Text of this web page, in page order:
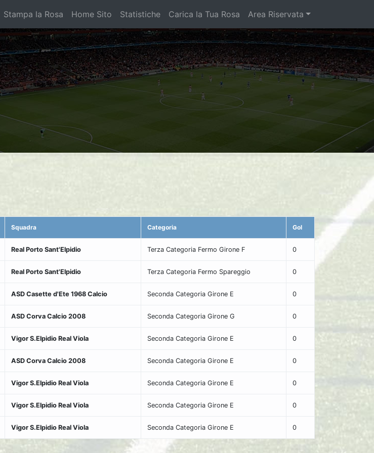
Stampa la Rosa Home Sito Statistiche Carica la Tua Rosa Area Riservata
Squadra Categoria Gol
Real Porto Sant'Elpidio Terza Categoria Fermo Girone F 0
Real Porto Sant'Elpidio Terza Categoria Fermo Spareggio 0
ASD Casette d'Ete 1968 Calcio Seconda Categoria Girone E 0
ASD Corva Calcio 2008 Seconda Categoria Girone G 0
Vigor S.Elpidio Real Viola Seconda Categoria Girone E 0
ASD Corva Calcio 2008 Seconda Categoria Girone E 0
Vigor S.Elpidio Real Viola Seconda Categoria Girone E 0
Vigor S.Elpidio Real Viola Seconda Categoria Girone E 0
Vigor S.Elpidio Real Viola Seconda Categoria Girone E 0